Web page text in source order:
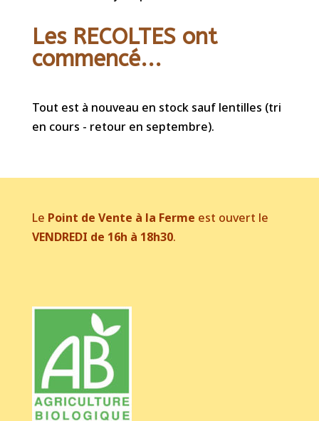
Les RECOLTES ont
commencé...
Tout est à nouveau en stock sauf lentilles (tri
en cours - retour en septembre).
Le Point de Vente à la Ferme est ouvert le
VENDREDI de 16h à 18h30.